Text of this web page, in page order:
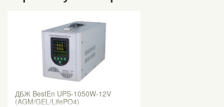
ДБЖ BestEn UPS-1050W-12V
(AGM/GEL/LifePO4)